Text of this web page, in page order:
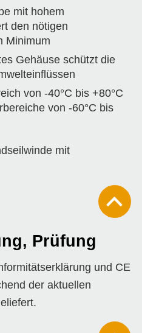
mit hohem
den nötigen
Minimum
Gehäuse schützt die
von -40°C bis +80°C
von -60°C bis
Prüfung
und CE
der aktuellen